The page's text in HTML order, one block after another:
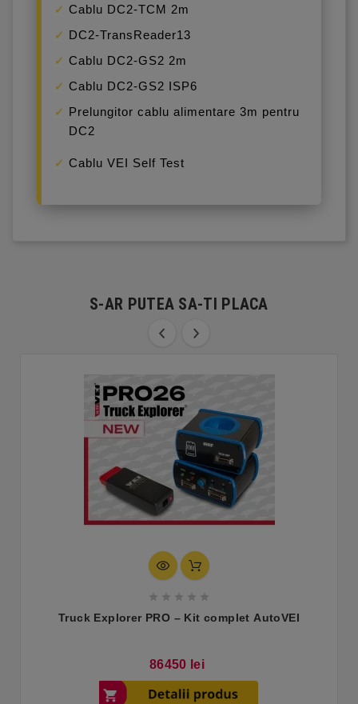
Cablu DC2-TCM 2m
DC2-TransReader13
Cablu DC2-GS2 2m
Cablu DC2-GS2 ISP6
Prelungitor cablu alimentare 3m pentru
DC2
Cablu VEI Self Test
S-AR PUTEA SA-TI PLACA
    
Truck Explorer PRO – Kit complet AutoVEI
86450 lei